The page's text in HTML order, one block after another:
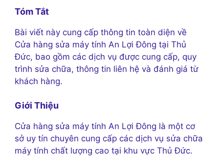
Tóm Tắt
Bài viết này cung cấp thông tin toàn diện về
Cửa hàng sửa máy tính An Lợi Đông tại Thủ
Đức, bao gồm các dịch vụ được cung cấp, quy
trình sửa chữa, thông tin liên hệ và đánh giá từ
khách hàng.
Giới Thiệu
Cửa hàng sửa máy tính An Lợi Đông là một cơ
sở uy tín chuyên cung cấp các dịch vụ sửa chữa
máy tính chất lượng cao tại khu vực Thủ Đức.